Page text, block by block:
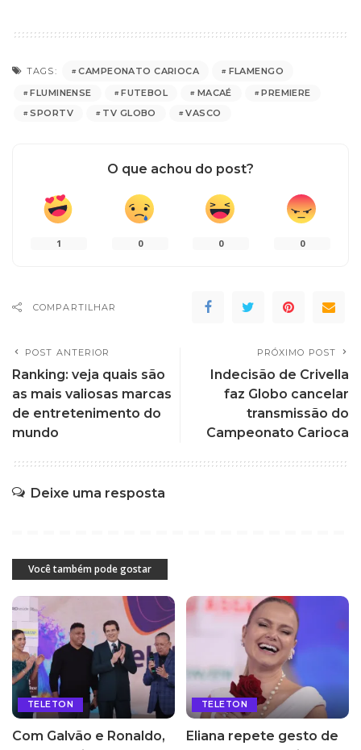
TAGS: CAMPEONATO CARIOCA
FLAMENGO
FLUMINENSE
FUTEBOL MACAÉ
PREMIERE
SPORTV
TV GLOBO VASCO
O que achou do post?
1 0 0 0
COMPARTILHAR
POST ANTERIOR
Ranking: veja quais são
as mais valiosas marcas
de entretenimento do
mundo
PRÓXIMO POST
Indecisão de Crivella
faz Globo cancelar
transmissão do
Campeonato Carioca
Deixe uma resposta
Você também pode gostar
TELETON
Com Galvão e Ronaldo,
TELETON
Eliana repete gesto de